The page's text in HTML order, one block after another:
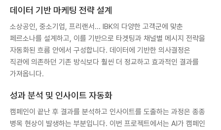
데이터 기반 마케팅 전략 설계
소상공인, 중소기업, 프리랜서... IBK의 다양한 고객군에 맞춘
페르소나를 설계하고, 이를 기반으로 타겟팅과 채널별 메시지 전략을
자동화된 흐름 안에서 구성합니다. 데이터에 기반한 의사결정은
직관에 의존하던 기존 방식보다 훨씬 더 정교하고 효과적인 결과를
가져옵니다.
성과 분석 및 인사이트 자동화
캠페인이 끝난 후 결과를 분석하고 인사이트를 도출하는 과정은 종종
병목 현상이 발생하는 부분입니다. 이번 프로젝트에서는 AI가 캠페인